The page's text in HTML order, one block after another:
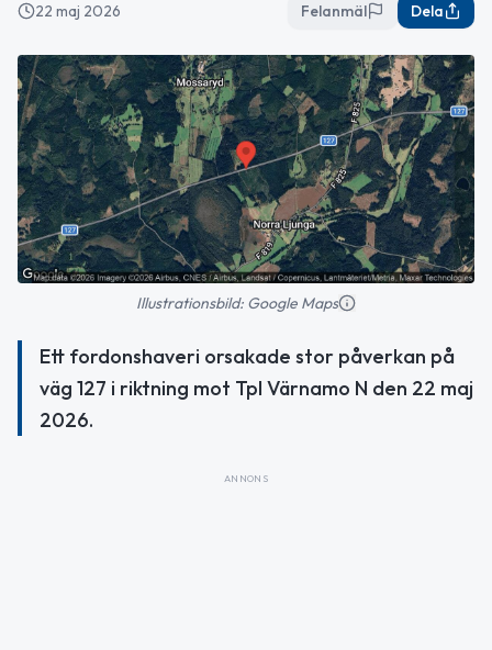
22 maj 2026 Felanmäl Dela
Illustrationsbild: Google Maps
Ett fordonshaveri orsakade stor påverkan på
väg 127 i riktning mot Tpl Värnamo N den 22 maj
2026.
ANNONS